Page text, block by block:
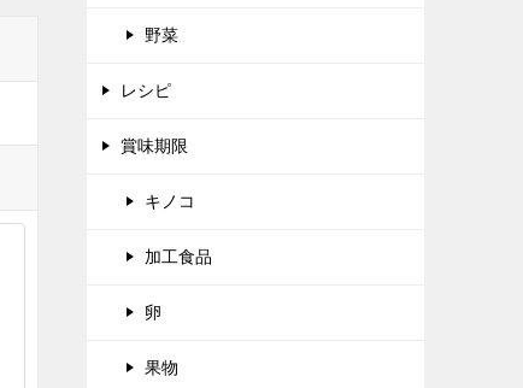
野菜
レシピ
賞味期限
キノコ
加工食品
卵
果物